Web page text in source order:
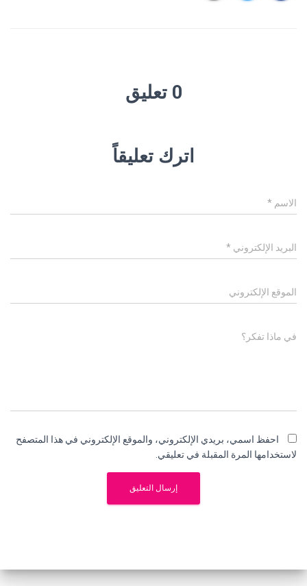
0 تعليق
اترك تعليقاً
الاسم *
البريد الإلكتروني *
الموقع الإلكتروني
في ماذا تفكر؟
احفظ اسمي، بريدي الإلكتروني، والموقع الإلكتروني في هذا المتصفح
لاستخدامها المرة المقبلة في تعليقي.